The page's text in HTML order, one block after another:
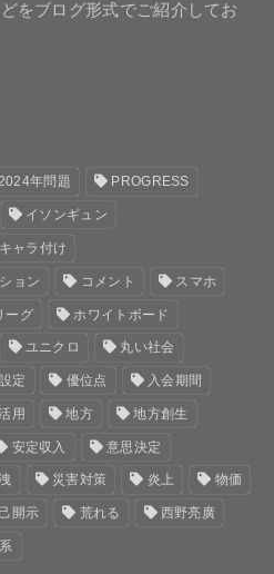
をブログ形式でご紹介してお
年問題 PROGRESS
イソンギュン
キャラ付け
ョン コメント スマホ
ーグ ホワイトボード
ユニクロ 丸い社会
定 優位点 入会期間
用 地方 地方創生
安定収入 意思決定
災害対策 炎上 物価
開示 荒れる 西野亮廣